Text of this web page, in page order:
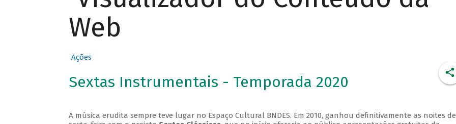
Web
Ações
Sextas Instrumentais - Temporada 2020
A música erudita sempre teve lugar no Espaço Cultural BNDES. Em 2010, ganhou definitivamente as noites de